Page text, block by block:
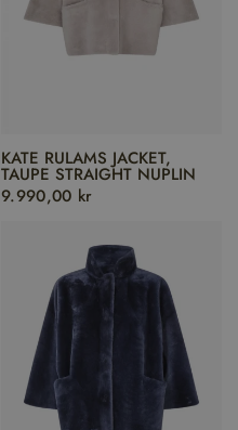
KATE RULAMS JACKET,
TAUPE STRAIGHT NUPLIN
9.990,00 kr